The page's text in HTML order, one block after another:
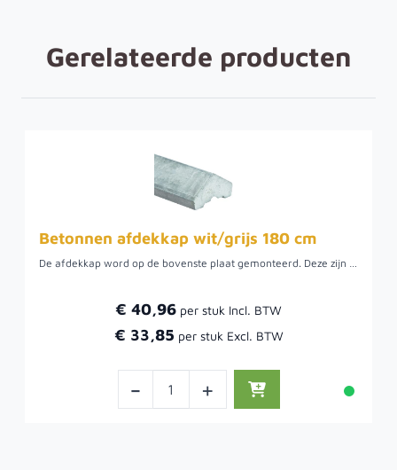
Gerelateerde producten
Betonnen afdekkap wit/grijs 180 cm
De afdekkap word op de bovenste plaat gemonteerd. Deze zijn verkrijgbaar in antraciet en wit/grijs.
€ 40,96
€ 33,85
- +